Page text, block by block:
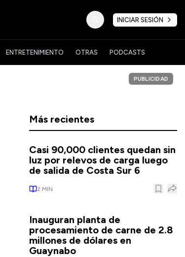
INICIAR SESIÓN
ENTRETENIMIENTO OTRAS PODCASTS
PUBLICIDAD
Más recientes
Casi 90,000 clientes quedan sin
luz por relevos de carga luego
de salida de Costa Sur 6
2 MIN
Inauguran planta de
procesamiento de carne de 2.8
millones de dólares en
Guaynabo